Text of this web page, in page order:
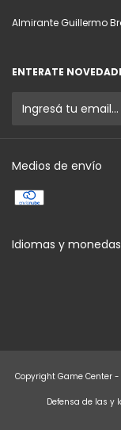
Almirante Guillermo
ENTERATE
Medios de envío
Idiomas y monedas
Copyright Game Center
Defensa de las y